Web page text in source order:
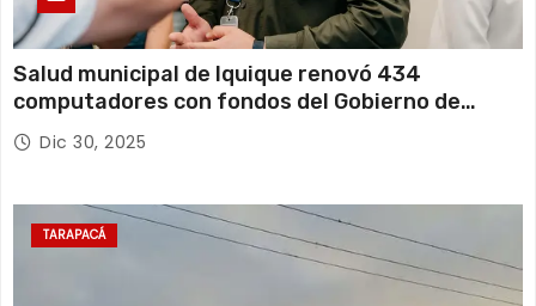
Salud municipal de Iquique renovó 434
computadores con fondos del Gobierno de
Tarapacá
Dic 30, 2025
TARAPACÁ